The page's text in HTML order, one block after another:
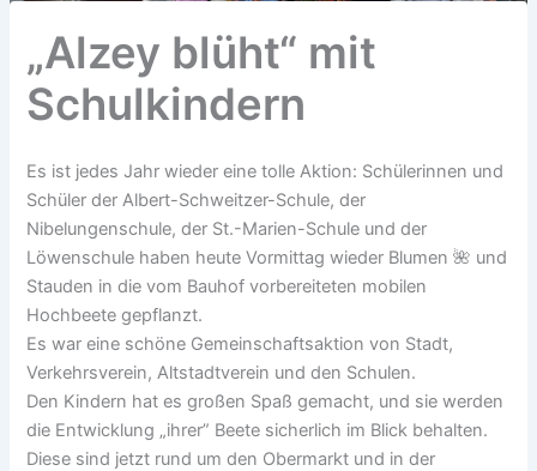
„Alzey blüht“ mit
Schulkindern
Es ist jedes Jahr wieder eine tolle Aktion: Schülerinnen und
Schüler der Albert-Schweitzer-Schule, der
Nibelungenschule, der St.-Marien-Schule und der
Löwenschule haben heute Vormittag wieder Blumen 🌺 und
Stauden in die vom Bauhof vorbereiteten mobilen
Hochbeete gepflanzt.
Es war eine schöne Gemeinschaftsaktion von Stadt,
Verkehrsverein, Altstadtverein und den Schulen.
Den Kindern hat es großen Spaß gemacht, und sie werden
die Entwicklung „ihrer” Beete sicherlich im Blick behalten.
Diese sind jetzt rund um den Obermarkt und in der